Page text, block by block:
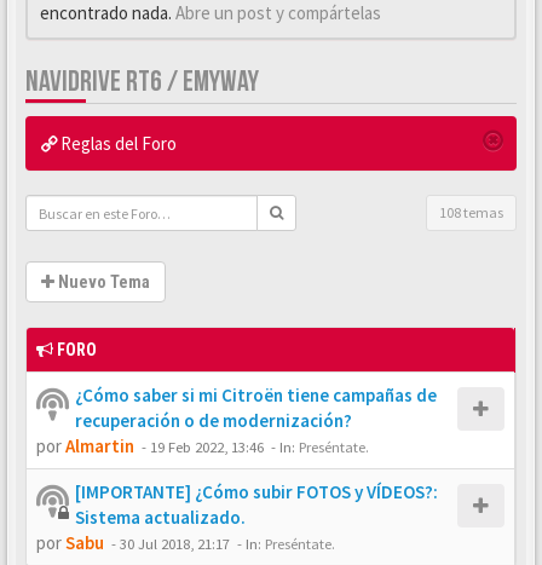
encontrado nada. Abre un post y compártelas
NAVIDRIVE RT6 / EMYWAY
Reglas del Foro
108 temas
Nuevo Tema
FORO
¿Cómo saber si mi Citroën tiene campañas de
recuperación o de modernización?
porAlmartin - 19 Feb 2022, 13:46 - In: Preséntate.
[IMPORTANTE] ¿Cómo subir FOTOS y VÍDEOS?:
Sistema actualizado.
porSabu -30 Jul 2018, 21:17 - In: Preséntate.